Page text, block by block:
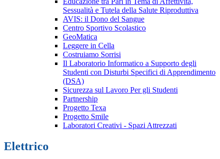
Sessualità e Tutela della Salute Riproduttiva
AVIS: il Dono del Sangue
Centro Sportivo Scolastico
GeoMatica
Leggere in Cella
Costruiamo Sorrisi
Il Laboratorio Informatico a Supporto degli
Studenti con Disturbi Specifici di Apprendimento
(DSA)
Sicurezza sul Lavoro Per gli Studenti
Partnership
Progetto Texa
Progetto Smile
Laboratori Creativi - Spazi Attrezzati
Elettrico